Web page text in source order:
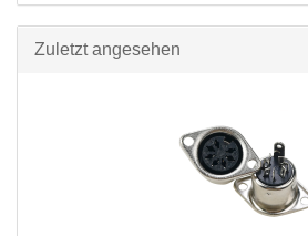
Zuletzt angesehen